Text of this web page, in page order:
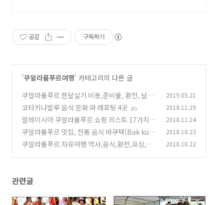
공감 구독하기
'쿠알라룸푸르여행' 카테고리의 다른 글
쿠알라룸푸르 한달살기 비용,준비물, 환전, 날씨,
항공권,음식, 교 (0)
2019.05.21
코타키나발루 음식 문화 와 래프팅 4곳 (0) 2018.11.29
말레이시아 쿠알라룸푸르 쇼핑 리스트 17가지 정
리
(0)
2018.11.24
쿠알라룸푸르 맛집, 전통 음식 바쿠텍(Bak kuh
teh) 와우,꼭 드세요 (2)
2018.10.23
쿠알라룸푸르 자유여행 역사,음식,환전,유심,교
2018.10.22
관련글